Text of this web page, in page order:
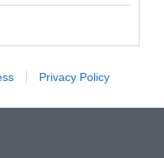
Privacy Policy
(o